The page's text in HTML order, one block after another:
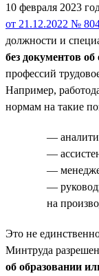
10 февраля 2023
от 21.12.2022 №
должности и
без документов
профессий
Например,
нормам на такие
—
—
—
—
на
Это не
Минтруда
об образовании